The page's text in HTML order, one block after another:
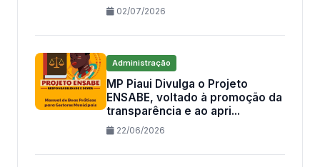
02/07/2026
Administração
MP Piaui Divulga o Projeto
ENSABE, voltado à promoção da
transparência e ao apri...
22/06/2026